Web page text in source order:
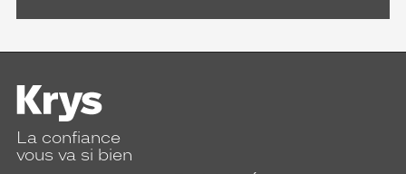
La confiance
vous va si bien